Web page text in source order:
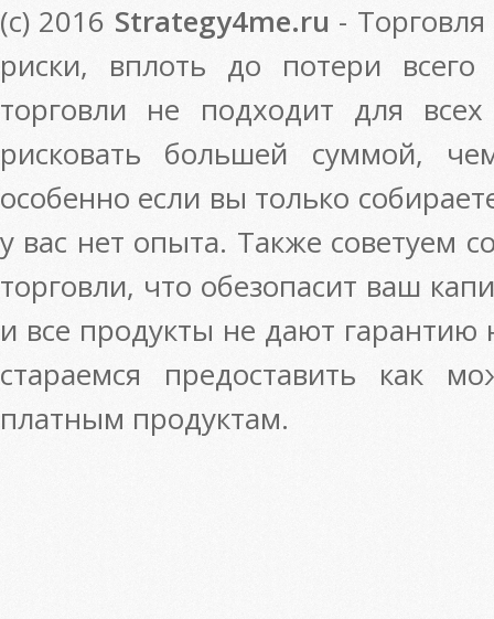
(c) 2016 Strategy4me.ru -
риски, вплоть до потери
торговли не подходит для
рисковать большей суммой,
особенно если вы только
у вас нет опыта. Также советуем
торговли, что обезопасит ваш
и все продукты не дают
стараемся предоставить как
платным продуктам.